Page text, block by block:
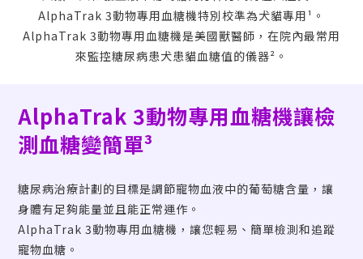
AlphaTrak 3動物專用血糖機特別校準為犬貓專用¹。
AlphaTrak 3動物專用血糖機是美國獸醫師，在院內最常用
來監控糖尿病患犬患貓血糖值的儀器² 。
AlphaTrak 3動物專用血糖機讓檢
測血糖變簡單³
糖尿病治療計劃的目標是調節寵物血液中的葡萄糖含量，讓
身體有足夠能量並且能正常運作。
AlphaTrak 3動物專用血糖機，讓您輕易、簡單檢測和追蹤
寵物血糖。